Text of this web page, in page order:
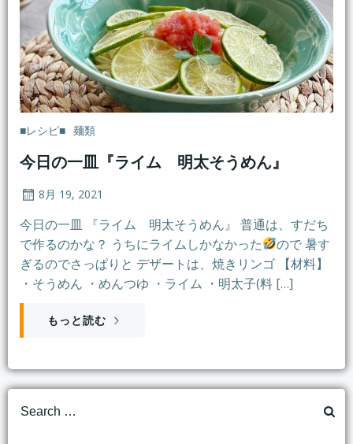
■レシピ■ 麺類
今日の一皿『ライム 明太そうめん』
8月 19, 2021
今日の一皿 『ライム 明太そうめん』 普通は、すだち
で作るのかな？ うちにライムしかなかった
ので 暑す
ぎるのでさっぱりと デザートは、焼きリンゴ 【材料】
・そうめん ・めんつゆ ・ライム ・明太子(料 […]
もっと読む
Search
for: